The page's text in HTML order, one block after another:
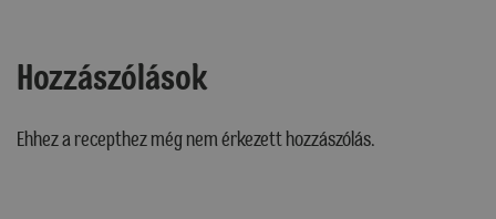
Hozzászólások
Ehhez a recepthez még nem érkezett hozzászólás.